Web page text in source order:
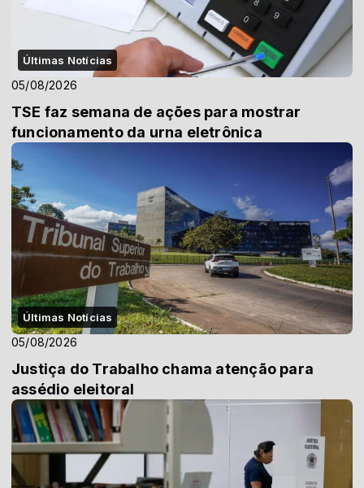
Últimas Notícias
05/08/2026
TSE faz semana de ações para mostrar
funcionamento da urna eletrônica
Últimas Notícias
05/08/2026
Justiça do Trabalho chama atenção para
assédio eleitoral